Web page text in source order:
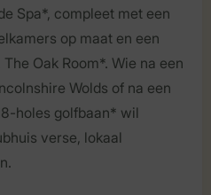
Spa*, compleet met een
op maat en een
Oak Room*. Wie na een
Wolds of na een
holes golfbaan* wil
verse, lokaal